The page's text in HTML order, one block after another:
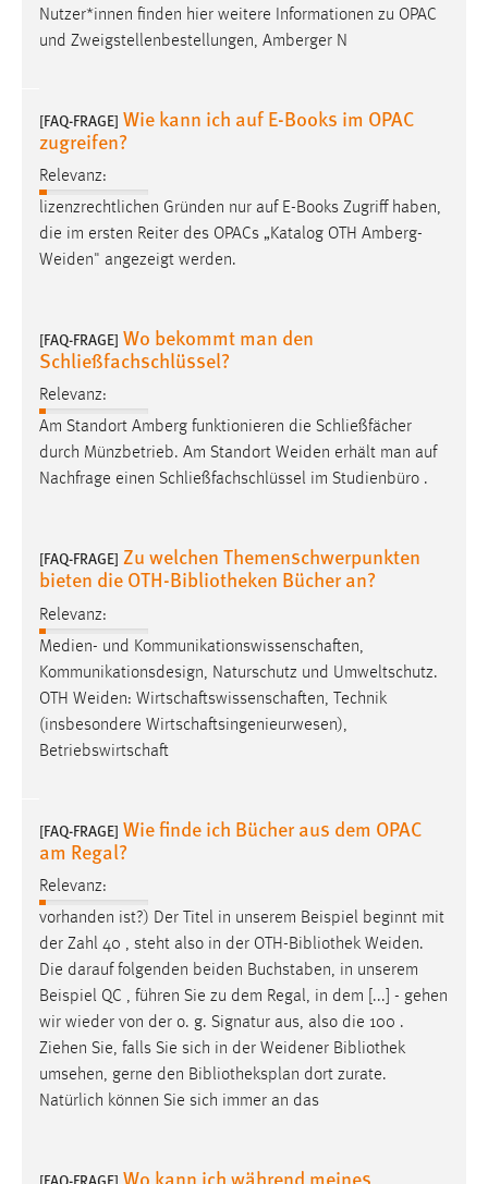
Nutzer*innen finden hier weitere Informationen zu OPAC
und Zweigstellenbestellungen, Amberger N
[FAQ-FRAGE] Wie kann ich auf E-Books im OPAC
zugreifen?
Relevanz:
lizenzrechtlichen Gründen nur auf E-Books Zugriff haben,
die im ersten Reiter des OPACs „Katalog OTH Amberg-
Weiden" angezeigt werden.
[FAQ-FRAGE] Wo bekommt man den
Schließfachschlüssel?
Relevanz:
Am Standort Amberg funktionieren die Schließfächer
durch Münzbetrieb. Am Standort Weiden erhält man auf
Nachfrage einen Schließfachschlüssel im Studienbüro .
[FAQ-FRAGE] Zu welchen Themenschwerpunkten
bieten die OTH-Bibliotheken Bücher an?
Relevanz:
Medien- und Kommunikationswissenschaften,
Kommunikationsdesign, Naturschutz und Umweltschutz.
OTH Weiden: Wirtschaftswissenschaften, Technik
(insbesondere Wirtschaftsingenieurwesen),
Betriebswirtschaft
[FAQ-FRAGE] Wie finde ich Bücher aus dem OPAC
am Regal?
Relevanz:
vorhanden ist?) Der Titel in unserem Beispiel beginnt mit
der Zahl 40 , steht also in der OTH-Bibliothek Weiden.
Die darauf folgenden beiden Buchstaben, in unserem
Beispiel QC , führen Sie zu dem Regal, in dem [...] - gehen
wir wieder von der o. g. Signatur aus, also die 100 .
Ziehen Sie, falls Sie sich in der Weidener Bibliothek
umsehen, gerne den Bibliotheksplan dort zurate.
Natürlich können Sie sich immer an das
Wo kann ich während meines
MibewSessionID, mibew-chat-frame-style-
5e9dbeb1811c0446 = Sitzungslaufzeit, mibew_locale = 3
Login
fe_user, be_user, be_lastLoginProvider
Zweck:
Dieser Cookie ist notwendig um sich an der Website
einloggen zu können.
24 Stunden
STATISTIK
Statistik Cookies erfassen Informationen anonym.
Diese Informationen helfen uns zu verstehen, wie
Matomo
Name:
_pk_ref, _pk_cvar, _pk_id, _pk_ses
Zweck:
Zugriffsstatistik
Cookie Laufzeit:
Max. 13 Monate
MARKETING
Marketing Cookies werden von Drittanbietern
verwendet, um personalisierte Werbung anzuzeigen.
Sie tun dies, indem sie Besucher über Websites
hinweg verfolgen.
Google Ads
Name:
_gcl_au